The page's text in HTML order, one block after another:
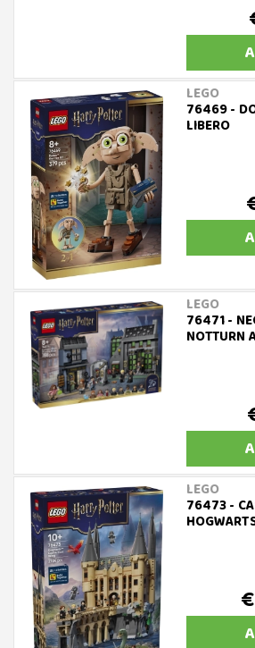
LEGO
76469 -
LIBERO
LEGO
76471 -
NOTTURN
LEGO
76473 -